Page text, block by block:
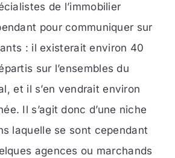
de l’immobilier
pour communiquer sur
: il existerait environ 40
sur l’ensembles du
et il s’en vendrait environ
Il s’agit donc d’une niche
laquelle se sont cependant
agences ou marchands